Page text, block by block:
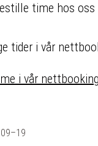
time hos oss
tider i vår
i vår nettbooking